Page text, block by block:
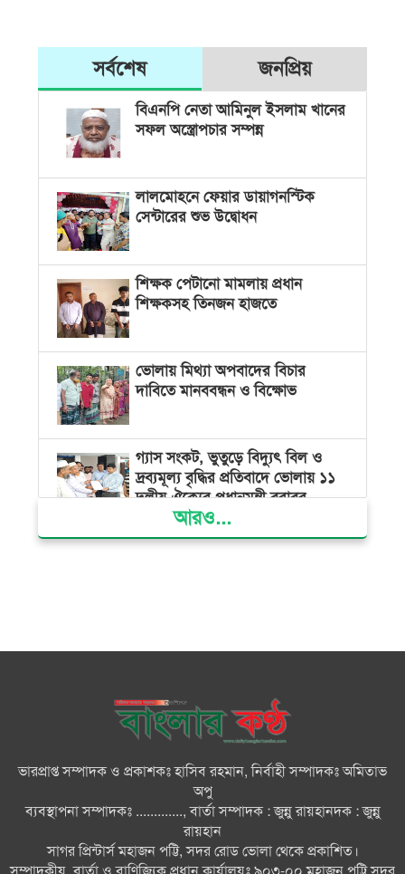
সর্বশেষ জনপ্রিয়
বিএনপি নেতা আমিনুল ইসলাম খানের
সফল অস্ত্রোপচার সম্পন্ন
লালমোহনে ফেয়ার ডায়াগনস্টিক
সেন্টারের শুভ উদ্বোধন
শিক্ষক পেটানো মামলায় প্রধান
শিক্ষকসহ তিনজন হাজতে
ভোলায় মিথ্যা অপবাদের বিচার
দাবিতে মানববন্ধন ও বিক্ষোভ
গ্যাস সংকট, ভুতুড়ে বিদ্যুৎ বিল ও
দ্রব্যমূল্য বৃদ্ধির প্রতিবাদে ভোলায় ১১
দলীয় ঐক্যের প্রধানমন্ত্রী বরাবর
স্মারকলিপি প্রদান
পালিত
জুলাইয়ে সড়কে ঝরল ৪১৬ প্রাণ,
মোটরসাইকেলে সর্বাধিক মৃত্যু
দেশের বিভিন্ন স্থানে বৃষ্টির পূর্বাভাস
গ্যাস সংকট, বিদ্যুতের ‘ভূতুড়ে বিলের’
আরও...
ভারপ্রাপ্ত সম্পাদক ও প্রকাশকঃ হাসিব রহমান, নির্বাহী সম্পাদকঃ অমিতাভ
অপু
ব্যবস্থাপনা সম্পাদকঃ ............., বার্তা সম্পাদক : জুন্নু রায়হানদক : জুন্নু
রায়হান
সাগর প্রিন্টার্স মহাজন পট্টি, সদর রোড ভোলা থেকে প্রকাশিত।